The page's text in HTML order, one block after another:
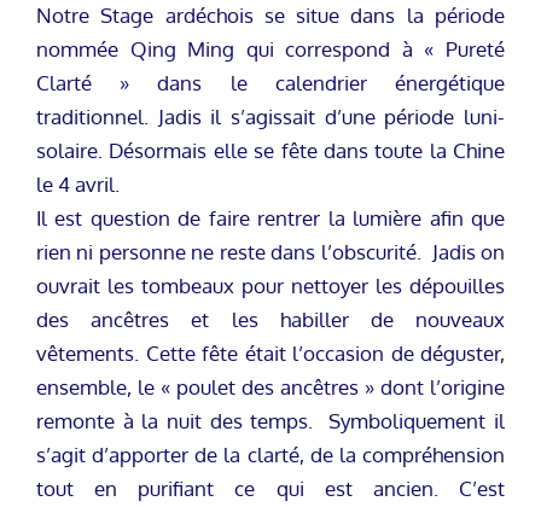
Notre Stage ardéchois se situe dans la période
nommée Qing Ming qui correspond à « Pureté
Clarté » dans le calendrier énergétique
traditionnel. Jadis il s’agissait d’une période luni-
solaire. Désormais elle se fête dans toute la Chine
le 4 avril.
Il est question de faire rentrer la lumière afin que
rien ni personne ne reste dans l’obscurité. Jadis on
ouvrait les tombeaux pour nettoyer les dépouilles
des ancêtres et les habiller de nouveaux
vêtements. Cette fête était l’occasion de déguster,
ensemble, le « poulet des ancêtres » dont l’origine
remonte à la nuit des temps. Symboliquement il
s’agit d’apporter de la clarté, de la compréhension
tout en purifiant ce qui est ancien. C’est